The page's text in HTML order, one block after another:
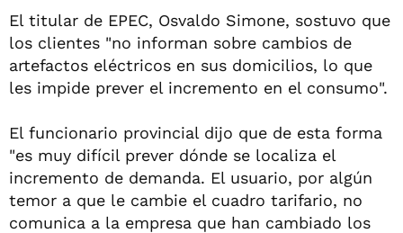
El titular de EPEC, Osvaldo Simone, sostuvo que
los clientes "no informan sobre cambios de
artefactos eléctricos en sus domicilios, lo que
les impide prever el incremento en el consumo".
El funcionario provincial dijo que de esta forma
"es muy difícil prever dónde se localiza el
incremento de demanda. El usuario, por algún
temor a que le cambie el cuadro tarifario, no
comunica a la empresa que han cambiado los